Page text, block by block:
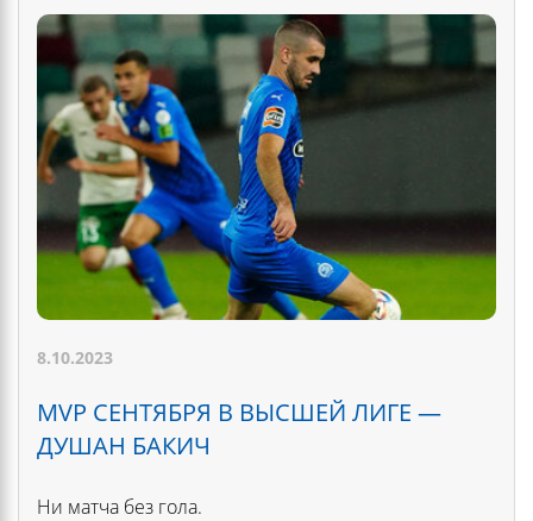
8.10.2023
MVP СЕНТЯБРЯ В ВЫСШЕЙ ЛИГЕ —
ДУШАН БАКИЧ
Ни матча без гола.